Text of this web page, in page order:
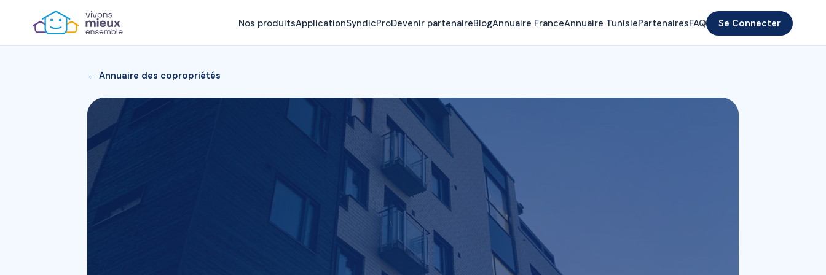
Nos produitsApplicationSyndicProDevenir partenaireBlogAnnuaire FranceAnnuaire TunisiePartenairesFAQ Se Connecter
← Annuaire des copropriétés